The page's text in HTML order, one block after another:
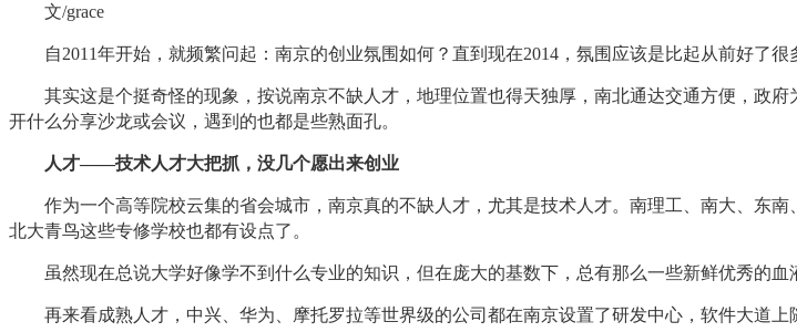
文/grace
自2011年开始，就频繁问起：南京的创业氛围如何？直到现在2014，氛围应该是比起从前好了很
其实这是个挺奇怪的现象，按说南京不缺人才，地理位置也得天独厚，南北通达交通方便，政府
开什么分享沙龙或会议，遇到的也都是些熟面孔。
人才——技术人才大把抓，没几个愿出来创业
作为一个高等院校云集的省会城市，南京真的不缺人才，尤其是技术人才。南理工、南大、东
北大青鸟这些专修学校也都有设点了。
虽然现在总说大学好像学不到什么专业的知识，但在庞大的基数下，总有那么一些新鲜优秀的血
再来看成熟人才，中兴、华为、摩托罗拉等世界级的公司都在南京设置了研发中心，软件大道上